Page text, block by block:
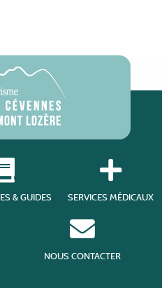
& GUIDES SERVICES MÉDICAUX
NOUS CONTACTER